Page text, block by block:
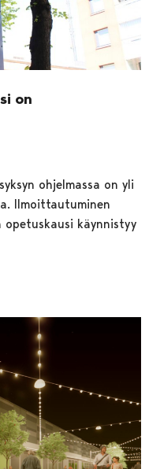
on
ohjelmassa on yli
Ilmoittautuminen
opetuskausi käynnistyy